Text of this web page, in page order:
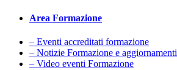
Area Formazione
– Eventi accreditati formazione
– Notizie Formazione e aggiornamenti
– Video eventi Formazione